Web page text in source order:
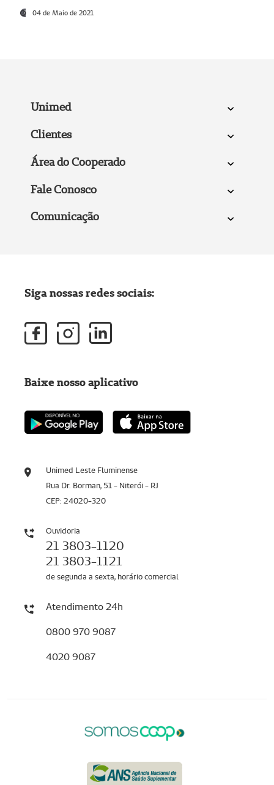
04 de Maio de 2021
Unimed
Clientes
Área do Cooperado
Fale Conosco
Comunicação
Unimed Leste Fluminense
Rua Dr. Borman, 51 - Niterói - RJ
CEP: 24020-320
Ouvidoria
21 3803-1120
21 3803-1121
de segunda a sexta, horário comercial
Atendimento 24h
0800 970 9087
4020 9087
Siga nossas redes sociais:
Baixe nosso aplicativo